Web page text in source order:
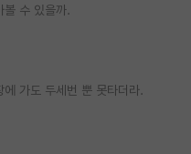
볼 수 있을까.
가도 두세번 뿐 못타더라.